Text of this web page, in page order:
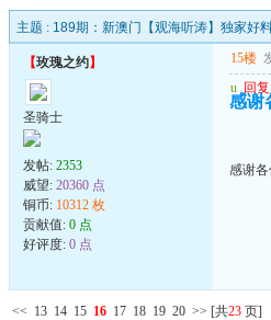
主题 : 189期：新澳门【观海听涛】独家好
【玫瑰之约】
圣骑士
发帖: 2353
威望: 20360 点
铜币: 10312 枚
贡献值: 0 点
好评度: 0 点
15楼
u 回复
感谢
感谢各
<< 13 14 15 16 17 18 19 20 >> [共23 页]